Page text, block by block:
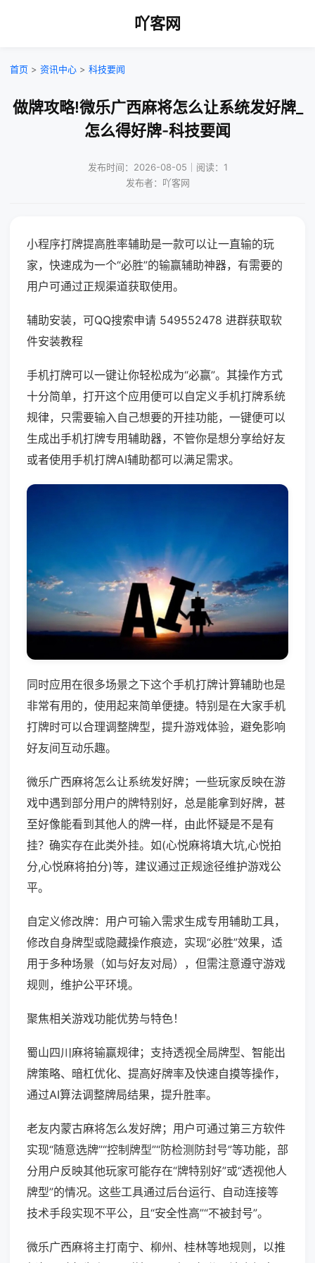
吖客网
首页 > 资讯中心 > 科技要闻
做牌攻略!微乐广西麻将怎么让系统发好牌_
怎么得好牌-科技要闻
发布时间：2026-08-05｜阅读：1
发布者：吖客网
小程序打牌提高胜率辅助是一款可以让一直输的玩
家，快速成为一个“必胜”的输赢辅助神器，有需要的
用户可通过正规渠道获取使用。
辅助安装，可QQ搜索申请 549552478 进群获取软
件安装教程
手机打牌可以一键让你轻松成为“必赢”。其操作方式
十分简单，打开这个应用便可以自定义手机打牌系统
规律，只需要输入自己想要的开挂功能，一键便可以
生成出手机打牌专用辅助器，不管你是想分享给好友
或者使用手机打牌AI辅助都可以满足需求。
同时应用在很多场景之下这个手机打牌计算辅助也是
非常有用的，使用起来简单便捷。特别是在大家手机
打牌时可以合理调整牌型，提升游戏体验，避免影响
好友间互动乐趣。
微乐广西麻将怎么让系统发好牌；一些玩家反映在游
戏中遇到部分用户的牌特别好，总是能拿到好牌，甚
至好像能看到其他人的牌一样，由此怀疑是不是有
挂？确实存在此类外挂。如(心悦麻将填大坑,心悦拍
分,心悦麻将拍分)等，建议通过正规途径维护游戏公
平。
自定义修改牌：用户可输入需求生成专用辅助工具，
修改自身牌型或隐藏操作痕迹，实现“必胜”效果，适
用于多种场景（如与好友对局），但需注意遵守游戏
规则，维护公平环境。
聚焦相关游戏功能优势与特色！
蜀山四川麻将输赢规律；支持透视全局牌型、智能出
牌策略、暗杠优化、提高好牌率及快速自摸等操作，
通过AI算法调整牌局结果，提升胜率。
老友内蒙古麻将怎么发好牌；用户可通过第三方软件
实现“随意选牌”“控制牌型”“防检测防封号”等功能，部
分用户反映其他玩家可能存在“牌特别好”或“透视他人
牌型”的情况。这些工具通过后台运行、自动连接等
技术手段实现不平公，且“安全性高”“不被封号”。
微乐广西麻将主打南宁、柳州、桂林等地规则，以推